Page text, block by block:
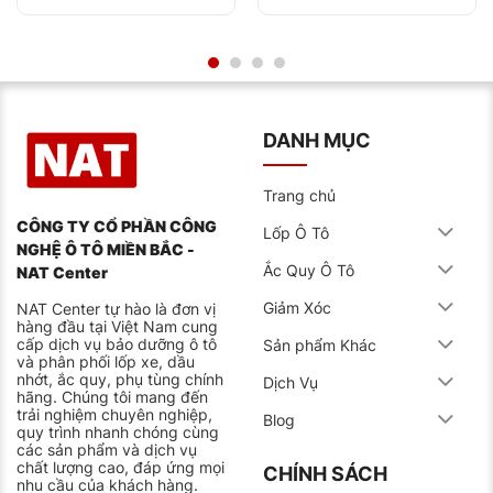
“Nâng cấp từ lốp tiêu chuẩn lên dòng Pilot Sport
4 giúp chiếc xe của tôi cầm lái chắc chắn hơn hẳn,
Trải nghiệm lái thực tế tại Việt Nam
Lốp Pilot Sport 4 ZP 225/45R17 (ZR) 91W khắc phục
hiệu quả các vấn đề thường gặp trên lốp hiệu suất
cao tại Việt Nam:
Độ ồn thấp
: Dàn gai lốp tối ưu giảm tiếng ồn khi
Tuổi thọ cao: Hợp chất cao su mới kéo dài tuổi đời
lên tới 45,000-50,000 km
Bám đường ướt xuất sắc
: Rãnh thoát nước thiết kế
theo hướng dẫn động đảm bảo độ bám khi mưa
“Lốp thể thao nào bám tốt khi mưa?”
225/45R17 (ZR) 91W được công nhận bởi nhiều
chuyên gia lốp là một trong những lựa chọn lý tưởng
CÔNG TY CỔ PHẦN CÔNG
NGHỆ Ô TÔ MIỀN BẮC -
NAT Center
NAT Center tự hào là đơn vị
hàng đầu tại Việt Nam cung
cấp dịch vụ bảo dưỡng ô tô
và phân phối lốp xe, dầu
nhớt, ắc quy, phụ tùng chính
hãng. Chúng tôi mang đến
trải nghiệm chuyên nghiệp,
quy trình nhanh chóng cùng
các sản phẩm và dịch vụ
chất lượng cao, đáp ứng mọi
nhu cầu của khách hàng.
DANH MỤC
Trang chủ
Lốp Ô Tô
Ắc Quy Ô Tô
Giảm Xóc
Sản phẩm Khác
Dịch Vụ
Blog
CHÍNH SÁCH